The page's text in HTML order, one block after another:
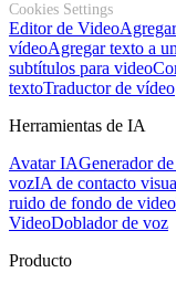
Cookies Settings
Editor de Video
vídeoAgregar texto a
subtítulos para video
textoTraductor de vídeo
Herramientas de IA
Avatar IAGenerador
vozIA de contacto
ruido de fondo de video
VideoDoblador de voz
Producto